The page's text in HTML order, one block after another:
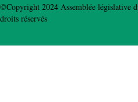
©Copyright 2024 Assemblée législative
droits réservés